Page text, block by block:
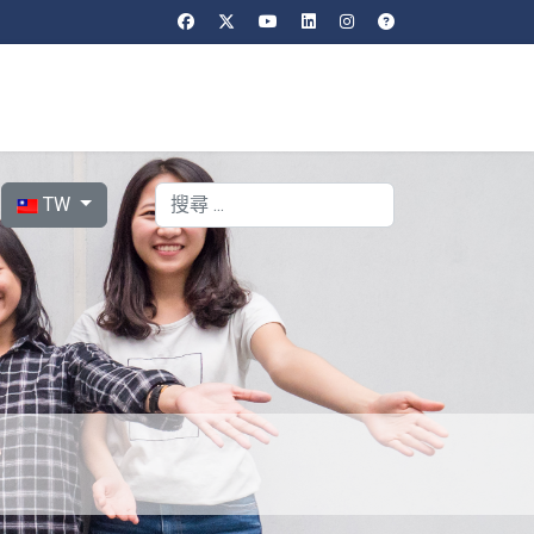
選擇你的語言
TW 搜索